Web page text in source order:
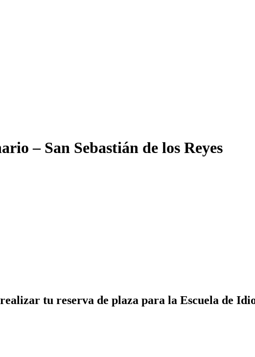
– San Sebastián de los Reyes
tu reserva de plaza para la Escuela de